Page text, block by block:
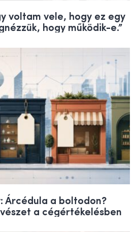
voltam vele, hogy ez egy
hogy működik-e.”
Árcédula a boltodon?
a cégértékelésben